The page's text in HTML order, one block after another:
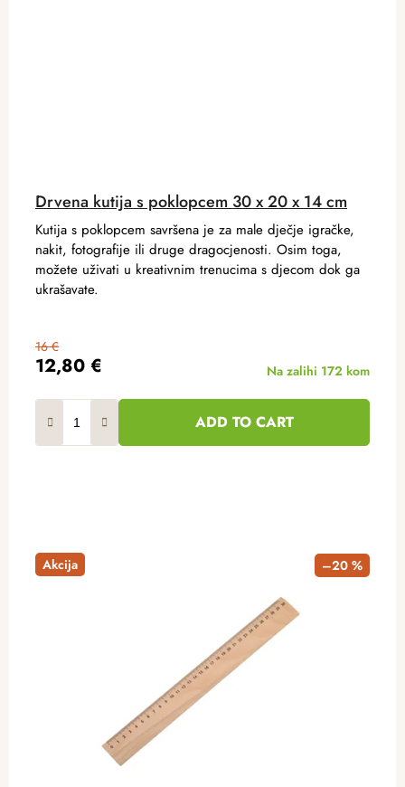
Drvena kutija s poklopcem 30 x 20 x 14 cm
12,80 €
16 €
Na zalihi 172 kom
ADD TO CART
Kutija s poklopcem savršena je za male dječje igračke,
nakit, fotografije ili druge dragocjenosti. Osim toga,
možete uživati ​​u kreativnim trenucima s djecom dok ga
ukrašavate.
Akcija –20 %